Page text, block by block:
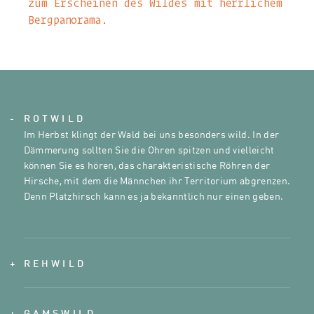
Bergpanorama.
ROTWILD
Im Herbst klingt der Wald bei uns besonders wild. In der
Dämmerung sollten Sie die Ohren spitzen und vielleicht
können Sie es hören, das charakteristische Röhren der
Hirsche, mit dem die Männchen ihr Territorium abgrenzen.
Denn Platzhirsch kann es ja bekanntlich nur einen geben.
REHWILD
Wald und man muss oft recht schnell und genau hinsehen,